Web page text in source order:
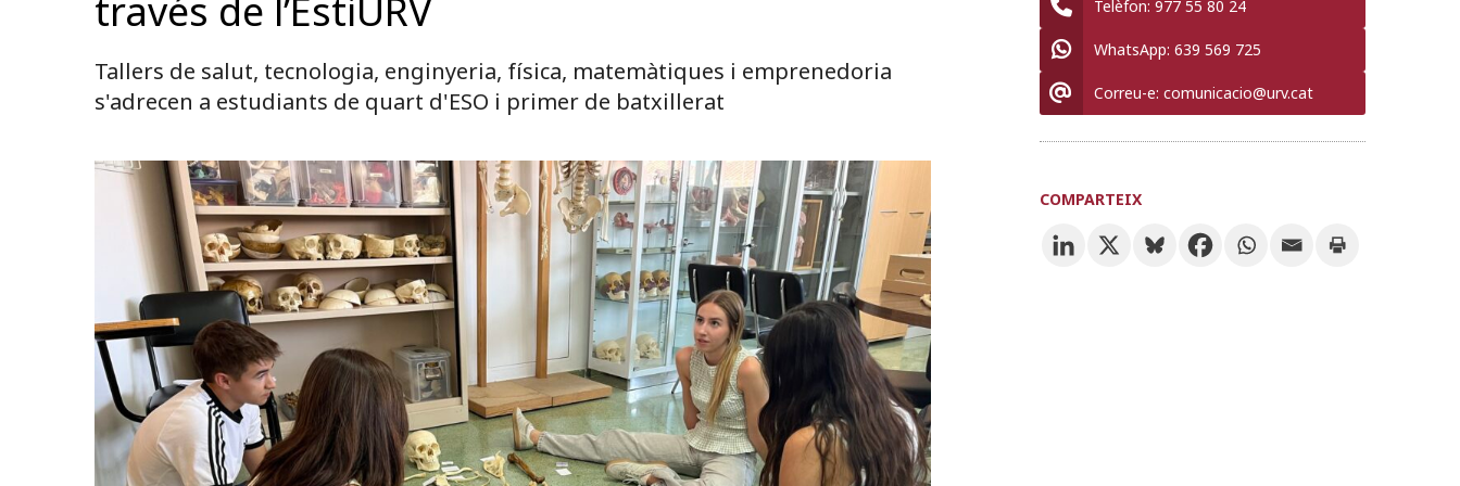
través de l’EstiURV
Tallers de salut, tecnologia, enginyeria, física, matemàtiques i emprenedoria
s'adrecen a estudiants de quart d'ESO i primer de batxillerat
Telèfon: 977 55 80 24
WhatsApp: 639 569 725
Correu-e: comunicacio@urv.cat
COMPARTEIX